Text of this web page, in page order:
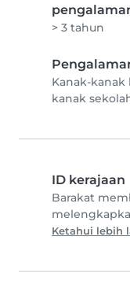
> 3 tahun
Kanak-kanak
kanak
ID kerajaan
Barakat
Ketahui lebih